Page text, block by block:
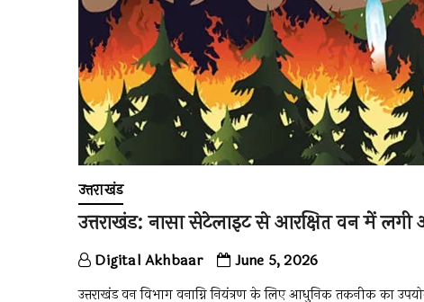
उत्तराखंड
उत्तराखंड: नासा सेटेलाइट से आरक्षित वन में
Digital Akhbaar June 5, 2026
उत्तराखंड वन विभाग वनाग्नि नियंत्रण के लिए आधुनिक तकनीक का